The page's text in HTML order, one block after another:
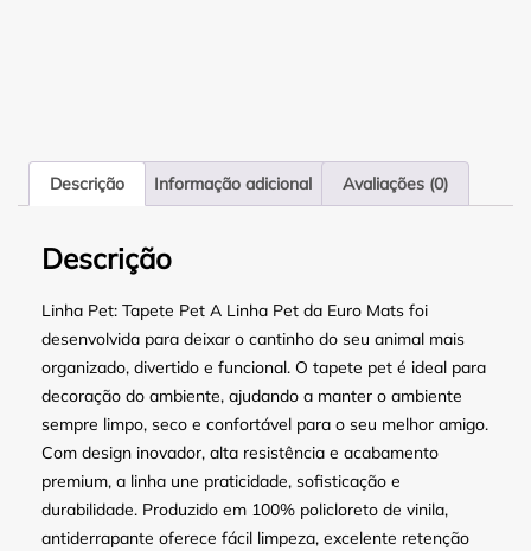
Descrição Informação adicional Avaliações (0)
Descrição
Linha Pet: Tapete Pet A Linha Pet da Euro Mats foi
desenvolvida para deixar o cantinho do seu animal mais
organizado, divertido e funcional. O tapete pet é ideal para
decoração do ambiente, ajudando a manter o ambiente
sempre limpo, seco e confortável para o seu melhor amigo.
Com design inovador, alta resistência e acabamento
premium, a linha une praticidade, sofisticação e
durabilidade. Produzido em 100% policloreto de vinila,
antiderrapante oferece fácil limpeza, excelente retenção